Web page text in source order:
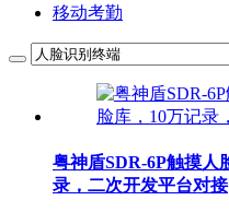
移动考勤
粤神盾SDR-6P触摸人
录，二次开发平台对接